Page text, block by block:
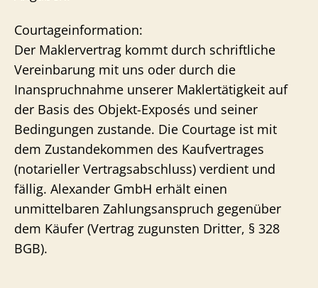
Courtageinformation:
Der Maklervertrag kommt durch schriftliche
Vereinbarung mit uns oder durch die
Inanspruchnahme unserer Maklertätigkeit auf
der Basis des Objekt-Exposés und seiner
Bedingungen zustande. Die Courtage ist mit
dem Zustandekommen des Kaufvertrages
(notarieller Vertragsabschluss) verdient und
fällig. Alexander GmbH erhält einen
unmittelbaren Zahlungsanspruch gegenüber
dem Käufer (Vertrag zugunsten Dritter, § 328
BGB).